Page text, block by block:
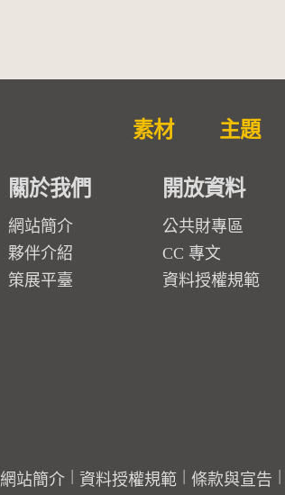
素材 主題
關於我們
網站簡介
夥伴介紹
策展平臺
開放資料
公共財專區
CC 專文
資料授權規範
網站簡介 資料授權規範 條款與宣告